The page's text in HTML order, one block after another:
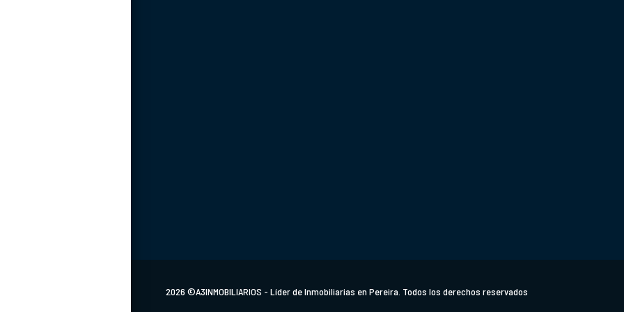
2026 ©A3INMOBILIARIOS - Líder de Inmobiliarias en Pereira. Todos los derechos reservados